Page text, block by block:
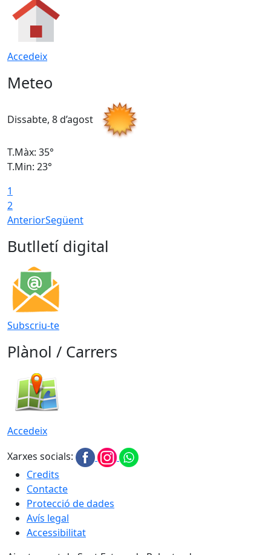
Accedeix
Meteo
Dissabte, 8 d’agost
T.Màx: 35°
T.Min: 23°
1
2
AnteriorSegüent
Butlletí digital
Subscriu-te
Plànol / Carrers
Accedeix
Xarxes socials:
Credits
Contacte
Protecció de dades
Avís legal
Accessibilitat